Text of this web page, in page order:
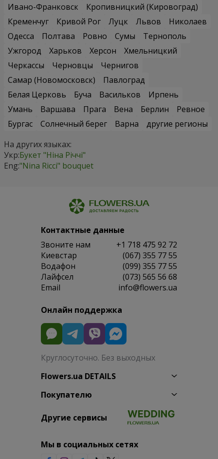
Ивано-Франковск
Кропивницкий (Кировоград)
Кременчуг
Кривой Рог Луцк Львов
Николаев
Одесса
Полтава Ровно Сумы
Тернополь
Ужгород
Харьков Херсон
Хмельницкий
Черкассы
Черновцы
Чернигов
Самар (Новомосковск)
Павлоград
Белая Церковь
Буча Васильков
Ирпень
Умань
Варшава Прага Вена Берлин
Ревное
Бургас
Солнечный берег Варна
другие регионы
На других языках:
Укр:Букет "Ніна Річчі"
Eng:"Nina Ricci" bouquet
Контактные данные
Звоните нам
+1 718 475 92 72
Киевстар
(067) 355 77 55
Водафон
(099) 355 77 55
Лайфсел
(073) 565 56 68
Email
info@flowers.ua
Онлайн поддержка
Круглосуточно. Без выходных
Flowers.ua DETAILS
Покупателю
Другие сервисы
Мы в социальных сетях